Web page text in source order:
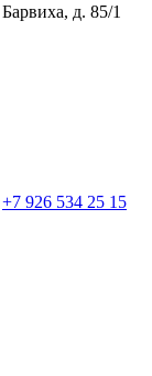
Барвиха, д. 85/1
+7 926 534 25 15